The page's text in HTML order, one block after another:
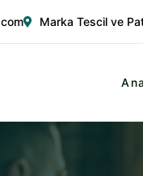
Marka Tescil ve